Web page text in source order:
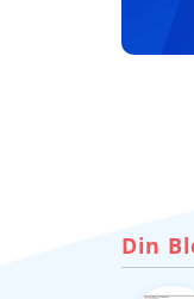
Din